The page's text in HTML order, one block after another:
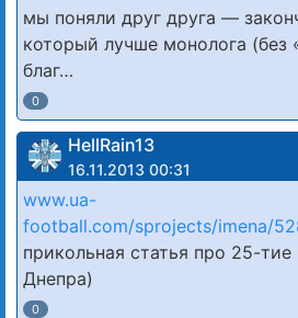
мы поняли друг друга —
который лучше монолога (без
благ…
0
HellRain13
16.11.2013 00:31
www.ua-
football.com/sprojects/imena/
прикольная статья про 25-
Днепра)
0